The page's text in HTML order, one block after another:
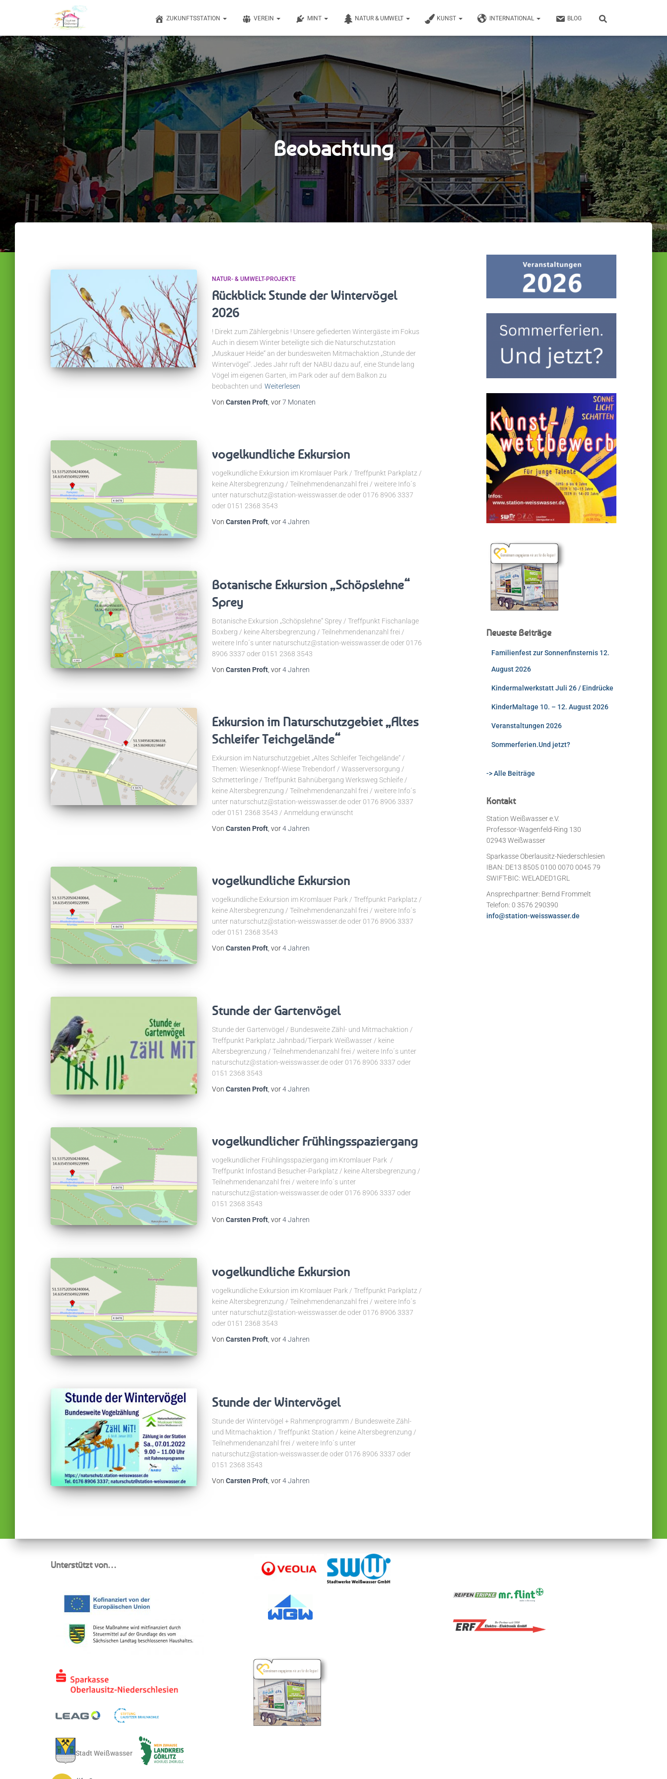
ZUKUNFTSSTATION VEREIN MINT NATUR & UMWELT KUNST INTERNATIONAL BLOG
Beobachtung
NATUR- & UMWELT-PROJEKTE
Rückblick: Stunde der Wintervögel
2026
! Direkt zum Zählergebnis ! Unsere gefiederten Wintergäste im Fokus
Auch in diesem Winter beteiligte sich die Naturschutzstation
„Muskauer Heide“ an der bundesweiten Mitmachaktion „Stunde der
Wintervögel“. Jedes Jahr ruft der NABU dazu auf, eine Stunde lang
Vögel im eigenen Garten, im Park oder auf dem Balkon zu
beobachten und Weiterlesen
Von Carsten Proft , vor7 Monaten
vogelkundliche Exkursion
vogelkundliche Exkursion im Kromlauer Park / Treffpunkt Parkplatz /
keine Altersbegrenzung / Teilnehmendenanzahl frei / weitere Info´s
unter naturschutz@station-weisswasser.de oder 0176 8906 3337
oder 0151 2368 3543
Von Carsten Proft , vor4 Jahren
Botanische Exkursion „Schöpslehne“
Sprey
Botanische Exkursion „Schöpslehne“ Sprey / Treffpunkt Fischanlage
Boxberg / keine Altersbegrenzung / Teilnehmendenanzahl frei /
weitere Info´s unter naturschutz@station-weisswasser.de oder 0176
8906 3337 oder 0151 2368 3543
Von Carsten Proft , vor4 Jahren
Exkursion im Naturschutzgebiet „Altes
Schleifer Teichgelände“
Exkursion im Naturschutzgebiet „Altes Schleifer Teichgelände“ /
Themen: Wiesenknopf-Wiese Trebendorf / Wasserversorgung /
Schmetterlinge / Treffpunkt Bahnübergang Werksweg Schleife /
keine Altersbegrenzung / Teilnehmendenanzahl frei / weitere Info´s
unter naturschutz@station-weisswasser.de oder 0176 8906 3337
oder 0151 2368 3543 / Anmeldung erwünscht
Von Carsten Proft , vor4 Jahren
vogelkundliche Exkursion
vogelkundliche Exkursion im Kromlauer Park / Treffpunkt Parkplatz /
keine Altersbegrenzung / Teilnehmendenanzahl frei / weitere Info´s
unter naturschutz@station-weisswasser.de oder 0176 8906 3337
oder 0151 2368 3543
Von Carsten Proft , vor4 Jahren
Stunde der Gartenvögel
Stunde der Gartenvögel / Bundesweite Zähl- und Mitmachaktion /
Treffpunkt Parkplatz Jahnbad/Tierpark Weißwasser / keine
Altersbegrenzung / Teilnehmendenanzahl frei / weitere Info´s unter
naturschutz@station-weisswasser.de oder 0176 8906 3337 oder
0151 2368 3543
Von Carsten Proft, vor4 Jahren
vogelkundlicher Frühlingsspaziergang
vogelkundlicher Frühlingsspaziergang im Kromlauer Park /
Treffpunkt Infostand Besucher-Parkplatz / keine Altersbegrenzung /
Teilnehmendenanzahl frei / weitere Info´s unter
naturschutz@station-weisswasser.de oder 0176 8906 3337 oder
0151 2368 3543
Von Carsten Proft, vor4 Jahren
vogelkundliche Exkursion
vogelkundliche Exkursion im Kromlauer Park / Treffpunkt Parkplatz /
keine Altersbegrenzung / Teilnehmendenanzahl frei / weitere Info´s
unter naturschutz@station-weisswasser.de oder 0176 8906 3337
oder 0151 2368 3543
Von Carsten Proft, vor4 Jahren
Stunde der Wintervögel
Stunde der Wintervögel + Rahmenprogramm / Bundesweite Zähl-
und Mitmachaktion / Treffpunkt Station / keine Altersbegrenzung /
Teilnehmendenanzahl frei / weitere Info´s unter
naturschutz@station-weisswasser.de oder 0176 8906 3337 oder
0151 2368 3543
Von Carsten Proft , vor4 Jahren
Neueste Beiträge
Familienfest zur Sonnenfinsternis 12.
August 2026
Kindermalwerkstatt Juli 26 / Eindrücke
KinderMaltage 10. – 12. August 2026
Veranstaltungen 2026
Sommerferien.Und jetzt?
-> Alle Beiträge
Kontakt
Station Weißwasser e.V.
Professor-Wagenfeld-Ring 130
02943 Weißwasser
Sparkasse Oberlausitz-Niederschlesien
IBAN: DE13 8505 0100 0070 0045 79
SWIFT-BIC: WELADED1GRL
Ansprechpartner: Bernd Frommelt
Telefon: 0 3576 290390
info@station-weisswasser.de
Unterstützt von…
Stadt Weißwasser